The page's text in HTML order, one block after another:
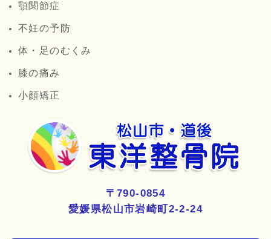
顎関節症
不妊の予防
体・足のむくみ
膝の痛み
小顔矯正
〒790-0854
愛媛県松山市岩崎町2-2-24